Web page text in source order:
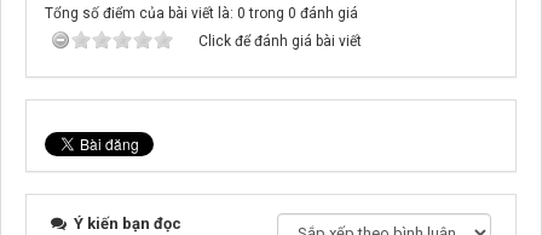
Tổng số điểm của bài viết là: 0 trong 0 đánh giá
Click để đánh giá bài viết
Ý kiến bạn đọc